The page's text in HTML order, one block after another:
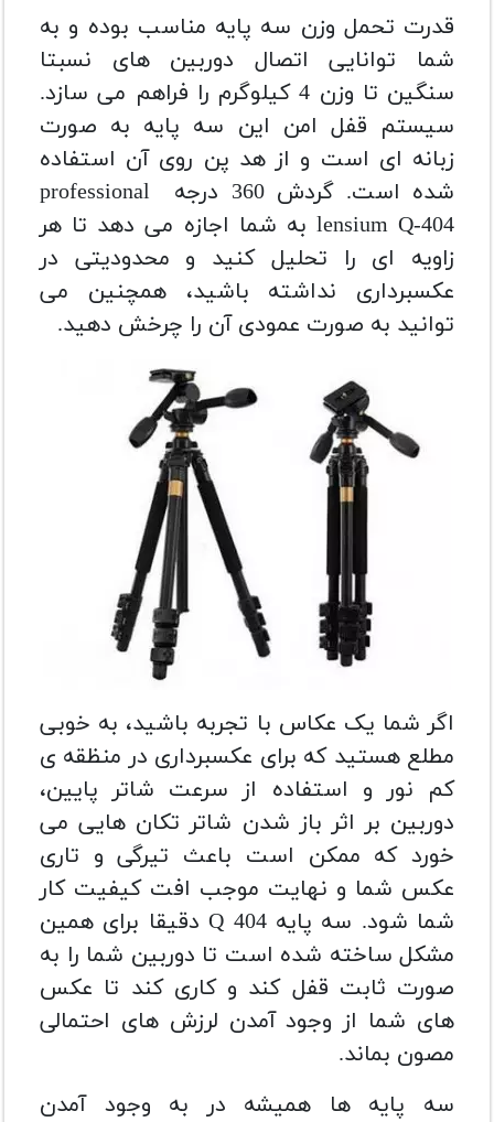
قدرت تحمل وزن سه پایه مناسب بوده و به
شما توانایی اتصال دوربین های نسبتا
سنگین تا وزن 4 کیلوگرم را فراهم می سازد.
سیستم قفل امن این سه پایه به صورت
زبانه ای است و از هد پن روی آن استفاده
شده است.
گردش 360 درجه professional
lensium Q-404 به شما اجازه می دهد تا هر
زاویه ای را تحلیل کنید و محدودیتی در
عکسبرداری نداشته باشید، همچنین می
توانید به صورت عمودی آن را چرخش دهید.
اگر شما یک عکاس با تجربه باشید، به خوبی
مطلع هستید که برای عکسبرداری در منظقه ی
کم نور و استفاده از سرعت شاتر پایین،
دوربین بر اثر باز شدن شاتر تکان هایی می
خورد که ممکن است باعث تیرگی و تاری
عکس شما و نهایت موجب افت کیفیت کار
شما شود. سه پایه Q 404
دقیقا برای همین
مشکل ساخته شده است تا دوربین شما را به
صورت ثابت قفل کند و کاری کند تا عکس
های شما از وجود آمدن لرزش های احتمالی
مصون بماند.
سه پایه ها همیشه در به وجود آمدن